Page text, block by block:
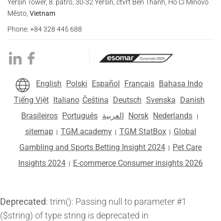
Yersin Tower, 8. patro, 30-32 Yersin, čtvrť Ben Thanh, Ho Či Minovo
Město, Vietnam
Phone: +84 328 445 688
English Polski Español Français Bahasa Indo
Tiếng Việt Italiano Čeština Deutsch Svenska Danish
Brasileiros Português العربية Norsk Nederlands |
sitemap | TGM.academy | TGM StatBox | Global
Gambling and Sports Betting Insight 2024 | Pet Care
Insights 2024 | E-commerce Consumer insights 2026
Deprecated: trim(): Passing null to parameter #1
($string) of type string is deprecated in